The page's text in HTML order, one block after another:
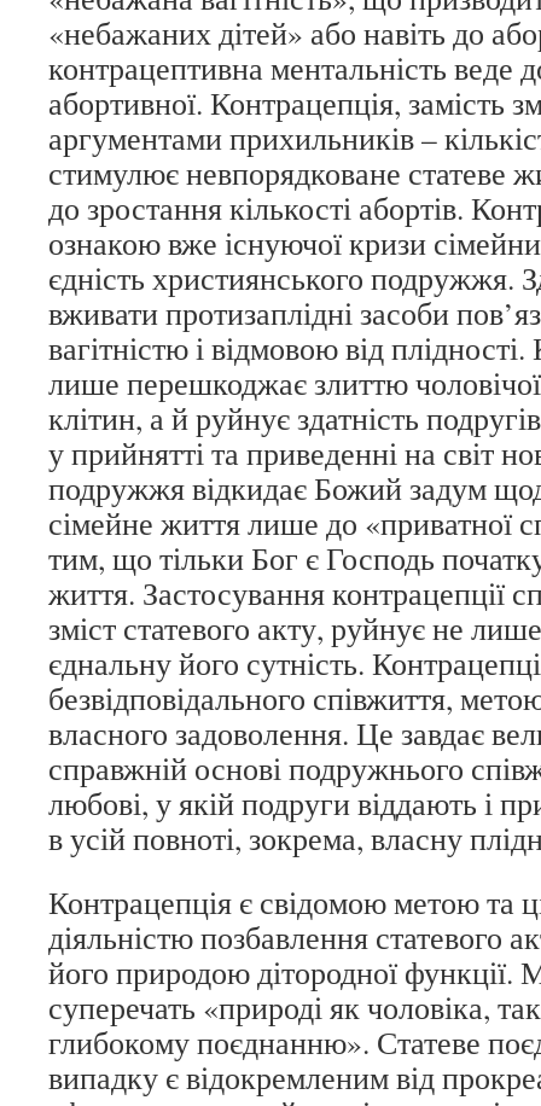
«небажаних дітей» або навіть до
контрацептивна ментальність веде
абортивної. Контрацепція, замість
аргументами прихильників –
стимулює невпорядковане статеве
до зростання кількості абортів.
ознакою вже існуючої кризи
єдність християнського подружжя.
вживати протизаплідні засоби
вагітністю і відмовою від
лише перешкоджає злиттю чоловічої
клітин, а й руйнує здатність
у прийнятті та приведенні на світ
подружжя відкидає Божий задум
сімейне життя лише до «приватної
тим, що тільки Бог є Господь
життя. Застосування контрацепції
зміст статевого акту, руйнує не
єднальну його сутність.
безвідповідального співжиття,
власного задоволення. Це завдає
справжній основі подружнього
любові, у якій подруги віддають і
в усій повноті, зокрема, власну
Контрацепція є свідомою метою та
діяльністю позбавлення статевого
його природою дітородної функції.
суперечать «природі як чоловіка,
глибокому поєднанню». Статеве
випадку є відокремленим від